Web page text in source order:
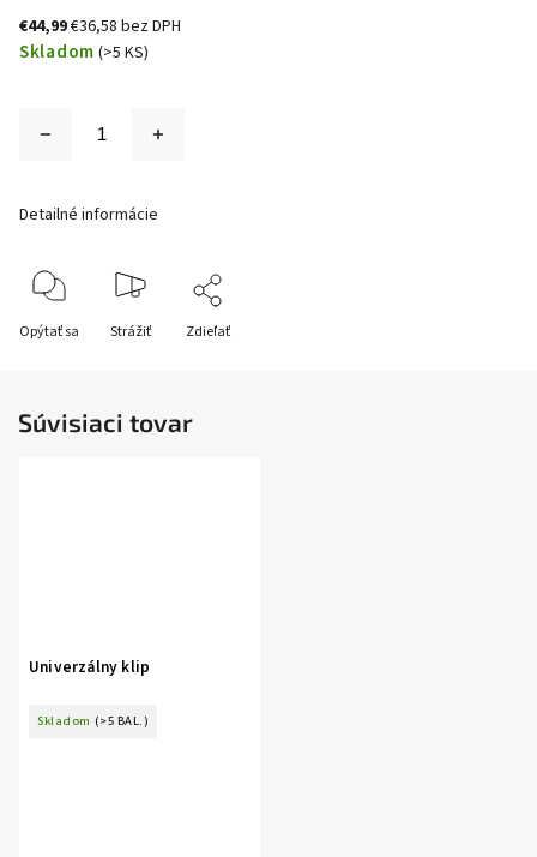
€44,99€36,58 bez DPH
Skladom (>5 KS)
Detailné informácie
Opýtať sa Strážiť Zdieľať
Súvisiaci tovar
Univerzálny klip
Skladom (>5 BAL.)